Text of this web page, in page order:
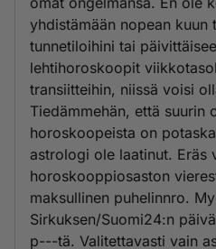
yhdistämään nopean kuun
tunnetiloihini tai
lehtihoroskoopit
transiitteihin, niissä voisi
Tiedämmehän, että suurin
horoskoopeista on
astrologi ole laatinut. Eräs
horoskooppiosaston
maksullinen puhelinnro.
Sirkuksen/Suomi24:n
p---tä. Valitettavasti vain